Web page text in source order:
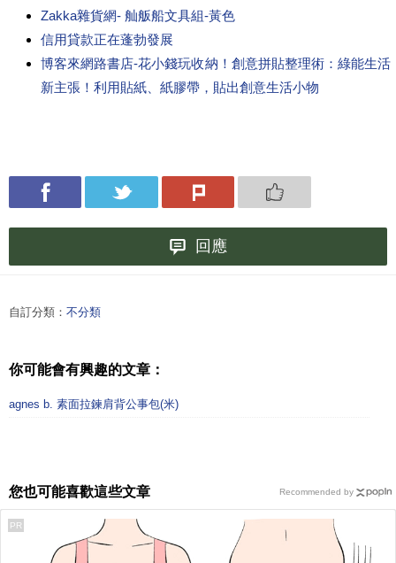
Zakka雜貨網- 舢舨船文具組-黃色
信用貸款正在蓬勃發展
博客來網路書店-花小錢玩收納！創意拼貼整理術：綠能生活
新主張！利用貼紙、紙膠帶，貼出創意生活小物
回應
自訂分類： 不分類
你可能會有興趣的文章：
agnes b. 素面拉鍊肩背公事包(米)
您也可能喜歡這些文章
PR
Recommended by